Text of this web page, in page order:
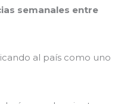
semanales entre
al país como uno